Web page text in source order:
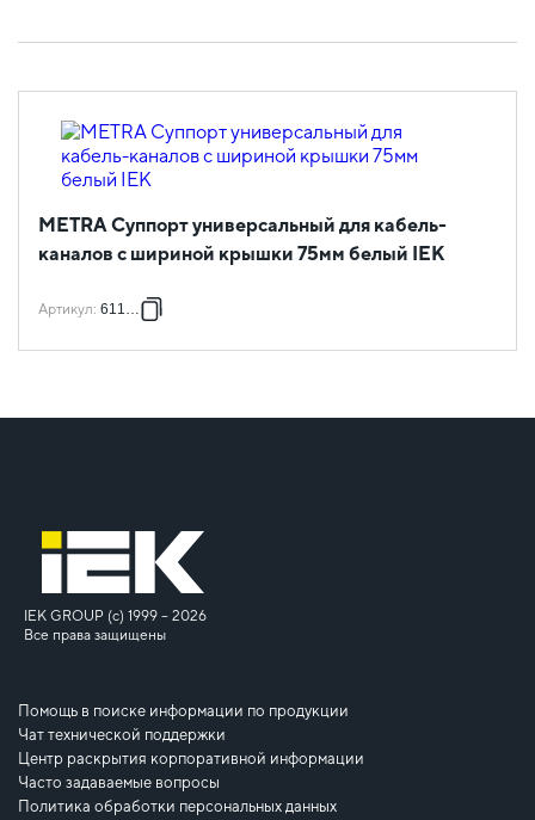
METRA Суппорт универсальный для кабель-
каналов с шириной крышки 75мм белый IEK
Артикул: 611788
IEK GROUP (c) 1999 – 2026
Все права защищены
Помощь в поиске информации по продукции
Чат технической поддержки
Центр раскрытия корпоративной информации
Часто задаваемые вопросы
Политика обработки персональных данных